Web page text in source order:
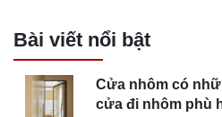
Bài viết nổi bật
Cửa nhôm có
cửa đi nhôm phù